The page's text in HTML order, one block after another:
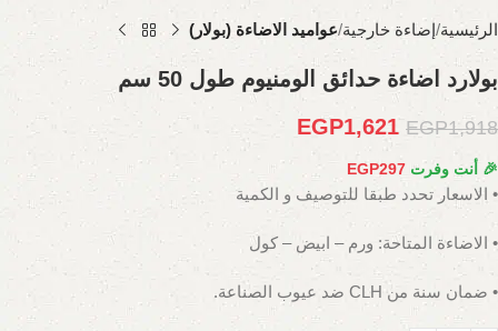
الرئيسية إضاءة خارجية عواميد الاضاءة (بولار)
بولارد اضاءة حدائق الومنيوم طول 50 سم
EGP1,918
EGP1,621
🎉 أنت وفرت EGP297
• الاسعار تحدد طبقا للتوصيف و الكمية
• الاضاءة المتاحة: ورم – ابيض – كول
• ضمان سنة من CLH ضد عيوب الصناعة.